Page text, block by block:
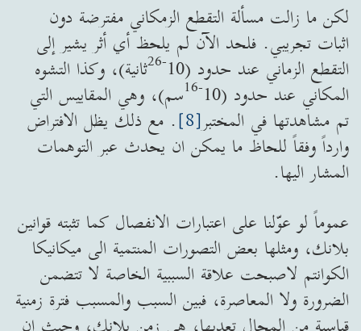
لكن ما زالت مسألة التقطع الزمكاني مفترضة دون
اثبات تجريبي. فلحد الآن لم يلحظ أي أثر يشير إلى
التقطع الزماني عند حدود (10
-
26ثانية)، وكذا التشوه
المكاني عند حدود (10
-
16سم)، وهي المقاييس التي
تم مشاهدتها في المختبر[8]
. مع ذلك يظل الافتراض
وارداً وفقاً للحاظ ما يمكن ان يحدث عبر التوهمات
المشار اليها.
عموماً لو عوّلنا على اعتبارات الانفصال كما تثبته قوانين
بلانك، ومثلها بعض التصورات المنتمية الى ميكانيكا
الكوانتم لاصبحت علاقة السببية الخاصة لا تتضمن
الضرورة ولا المعاصرة، فبين السبب والمسبب فترة زمنية